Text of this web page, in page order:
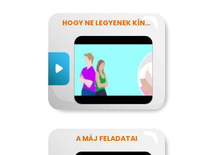
HOGY NE LEGYENEK KÍNOS TITKOK
A MÁJ FELADATAI